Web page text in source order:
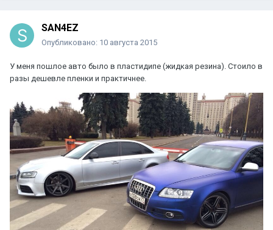
SAN4EZ
Опубликовано: 10 августа 2015
У меня пошлое авто было в пластидипе (жидкая резина). Стоило в
разы дешевле пленки и практичнее.